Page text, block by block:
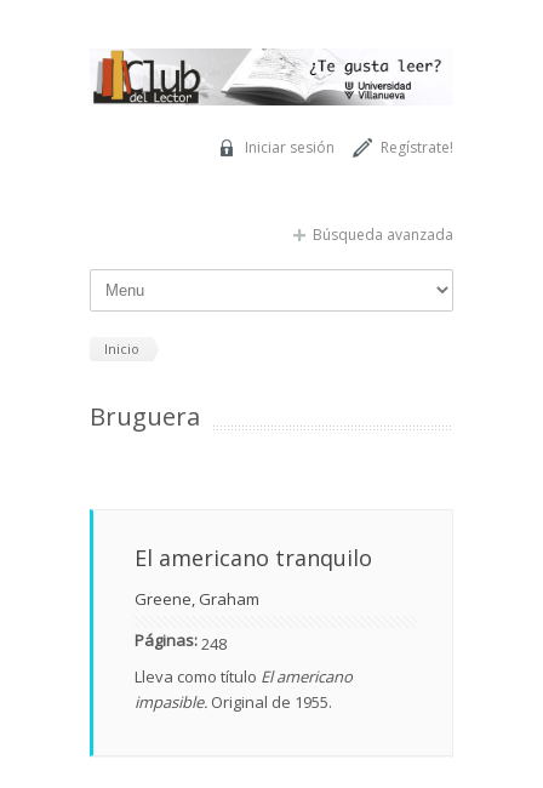
Regístrate!
Iniciar sesión
Búsqueda avanzada
Inicio
Bruguera
El americano tranquilo
Greene, Graham
Páginas:248
Lleva como título El americano
impasible. Original de 1955.